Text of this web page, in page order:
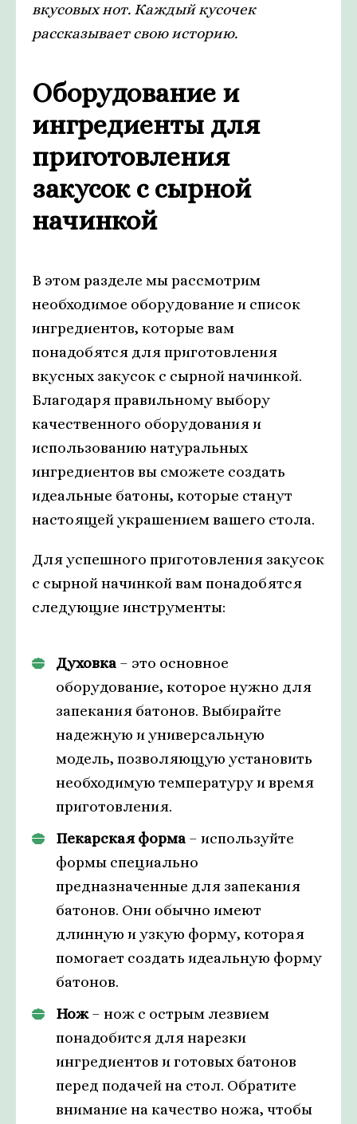
вкусовых нот. Каждый кусочек
рассказывает свою историю.
Оборудование и
ингредиенты для
приготовления
закусок с сырной
начинкой
В этом разделе мы рассмотрим
необходимое оборудование и список
ингредиентов, которые вам
понадобятся для приготовления
вкусных закусок с сырной начинкой.
Благодаря правильному выбору
качественного оборудования и
использованию натуральных
ингредиентов вы сможете создать
идеальные батоны, которые станут
настоящей украшением вашего стола.
Для успешного приготовления закусок
с сырной начинкой вам понадобятся
следующие инструменты:
Духовка – это основное
оборудование, которое нужно для
запекания батонов. Выбирайте
надежную и универсальную
модель, позволяющую установить
необходимую температуру и время
приготовления.
Пекарская форма – используйте
формы специально
предназначенные для запекания
батонов. Они обычно имеют
длинную и узкую форму, которая
помогает создать идеальную форму
батонов.
Нож– нож с острым лезвием
понадобится для нарезки
ингредиентов и готовых батонов
перед подачей на стол. Обратите
внимание на качество ножа, чтобы